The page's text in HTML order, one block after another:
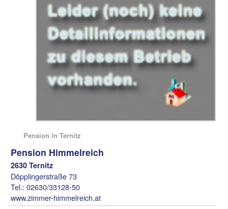
Pension in Ternitz
Pension Himmelreich
2630 Ternitz
Döpplingerstraße 73
Tel.: 02630/33128-50
www.zimmer-himmelreich.at